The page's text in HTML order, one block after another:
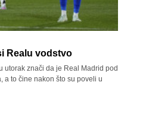
Realu vodstvo
utorak znači da je Real Madrid pod
a to čine nakon što su poveli u